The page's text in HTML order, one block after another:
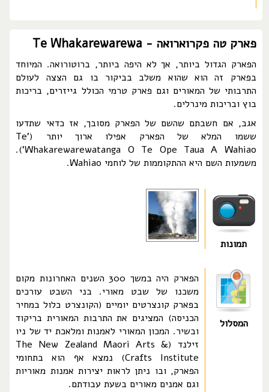
פארק טה פקרוארואה - Te Whakarewarewa
הפארק הגדול ביותר, אך לא היפה ביותר, ברוטורואה. המיוחד
בפארק זה הוא שהוא משלב בביקור בו גם הצצה לעולם
התרבותי של המאורים וגם פארק טרמי הכולל גייזרים, בריכות
בוץ ובריכות מינרלים.
אגב, אם חשבתם שהשם של הפארק מסובך, אז כדאי שתדעו
ששמו המלא של הפארק אפילו ארוך יותר ('Te
Whakarewarewatanga O Te Ope Taua A Wahiao').
משמעות השם היא ההתקוממות של לוחמי Wahiao.
תמונות
המסלול
הפארק היה במשך 300 השנים האחרונות מקום
משכנו של שבט מאורי. בני השבט עורכים
בפארק קונצרטים יומיים (הקונצרט כלול במחיר
הכניסה) המציגים את התרבות המאורית בריקוד
ובשיר. המכון המאורי לאמנות ומלאכת יד של ניו
זילנד (The New Zealand Maori Arts &
Crafts Institute) נמצא אף הוא בתחומי
הפארק, ובו ניתן לראות יצירות אמנות מאוריות
וגם אמנים מאורים בשעת עבודתם.